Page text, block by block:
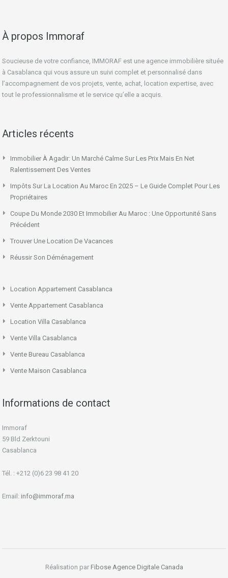
À propos Immoraf
Soucieuse de votre confiance, IMMORAF est une agence immobilière située
à Casablanca qui vous assure un suivi complet et personnalisé dans
l’accompagnement de vos projets, vente, achat, location expertise, avec
tout le professionnalisme et le service qu’elle a acquis.
Articles récents
Immobilier À Agadir: Un Marché Calme Sur Les Prix Mais En Net
Ralentissement Des Ventes
Impôts Sur La Location Au Maroc En 2025 – Le Guide Complet Pour Les
Propriétaires
Coupe Du Monde 2030 Et Immobilier Au Maroc : Une Opportunité Sans
Précédent
Trouver Une Location De Vacances
Réussir Son Déménagement
Location Appartement Casablanca
Vente Appartement Casablanca
Location Villa Casablanca
Vente Villa Casablanca
Vente Bureau Casablanca
Vente Maison Casablanca
Informations de contact
Immoraf
59 Bld Zerktouni
Casablanca
Tél. : +212 (0)6 23 98 41 20
Email: info@immoraf.ma
Réalisation par Fibose Agence Digitale Canada